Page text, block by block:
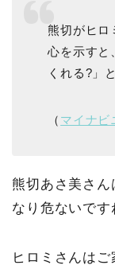
熊切がヒロ
心を示すと
くれる?」
（ マイナビ
熊切あさ美さ
なり危ないです
ヒロミさんは